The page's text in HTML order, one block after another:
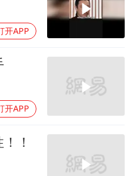
变瘦引热议
开APP
开APP
！